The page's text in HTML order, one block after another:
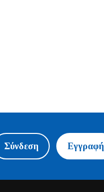
Σύνδεση Εγγραφή